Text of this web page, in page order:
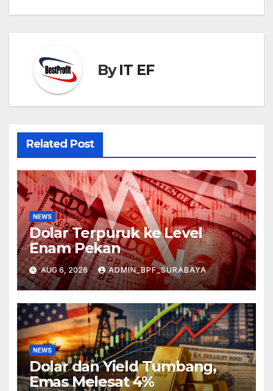
ByIT EF
Related Post
NEWS
Dolar Terpuruk ke Level
Enam Pekan
AUG 6, 2026 ADMIN_BPF_SURABAYA
NEWS
Dolar dan Yield Tumbang,
Emas Melesat 4%